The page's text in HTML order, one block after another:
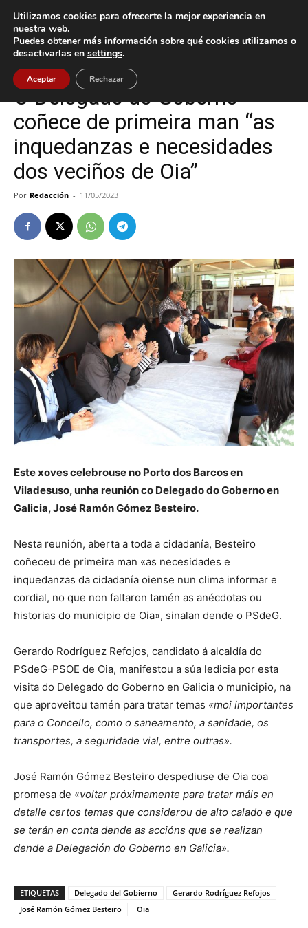
Inicio Oia
Oia Política
O Delegado do Goberno
coñece de primeira man “as
inquedanzas e necesidades
dos veciños de Oia”
Por Redacción - 11/05/2023
Este xoves celebrouse no Porto dos Barcos en
Viladesuso, unha reunión co Delegado do Goberno en
Galicia, José Ramón Gómez Besteiro.
Nesta reunión, aberta a toda a cidadanía, Besteiro
coñeceu de primeira man «as necesidades e
inquedanzas da cidadanía oiense nun clima informar e
cordial, no que non faltaron tamén as anécdotas ou
historias do municipio de Oia», sinalan dende o PSdeG.
Gerardo Rodríguez Refojos, candidato á alcaldía do
PSdeG-PSOE de Oia, manifestou a súa ledicia por esta
visita do Delegado do Goberno en Galicia o municipio, na
que aproveitou tamén para tratar temas «moi importantes
para o Concello, como o saneamento, a sanidade, os
transportes, a seguridade vial, entre outras».
José Ramón Gómez Besteiro despediuse de Oia coa
promesa de «voltar próximamente para tratar máis en
detalle certos temas que considerou de alto calado e que
se terán en conta dende as accións que se realizan
dende a Delegación do Goberno en Galicia».
ETIQUETAS Delegado del Gobierno
Gerardo Rodríguez Refojos
José Ramón Gómez Besteiro
Oia
Utilizamos cookies para ofrecerte la mejor experiencia en
nuestra web.
Puedes obtener más información sobre qué cookies utilizamos o
desactivarlas en settings.
Aceptar Rechazar